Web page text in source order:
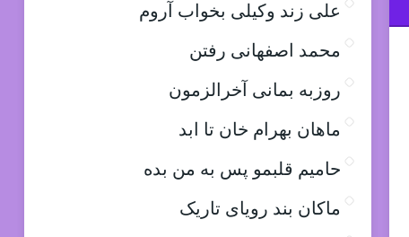
علی زند وکیلی بخواب آروم
محمد اصفهانی رفتن
روزبه بمانی آخرالزمون
ماهان بهرام خان تا ابد
حامیم قلبمو پس به من بده
ماکان بند رویای تاریک